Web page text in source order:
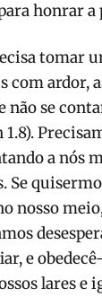
honrar a
tomar
com ardor,
não se
1.8).
a nós
Se
nosso
e
lares e